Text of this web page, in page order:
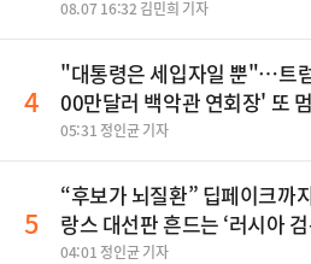
08.07 16:32 김민희 기자
4
"대통령은 세입자일 뿐"…트
00만달러 백악관 연회장' 또
05:31 정인균 기자
5
“후보가 뇌질환” 딥페이크까
랑스 대선판 흔드는 ‘러시아
04:01 정인균 기자